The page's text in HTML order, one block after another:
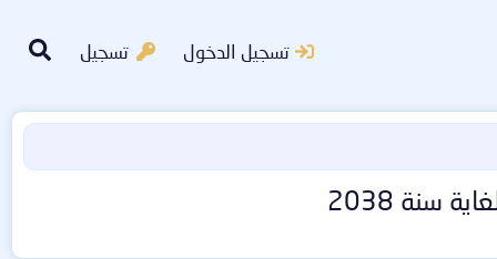
تسجيل الدخول تسجيل